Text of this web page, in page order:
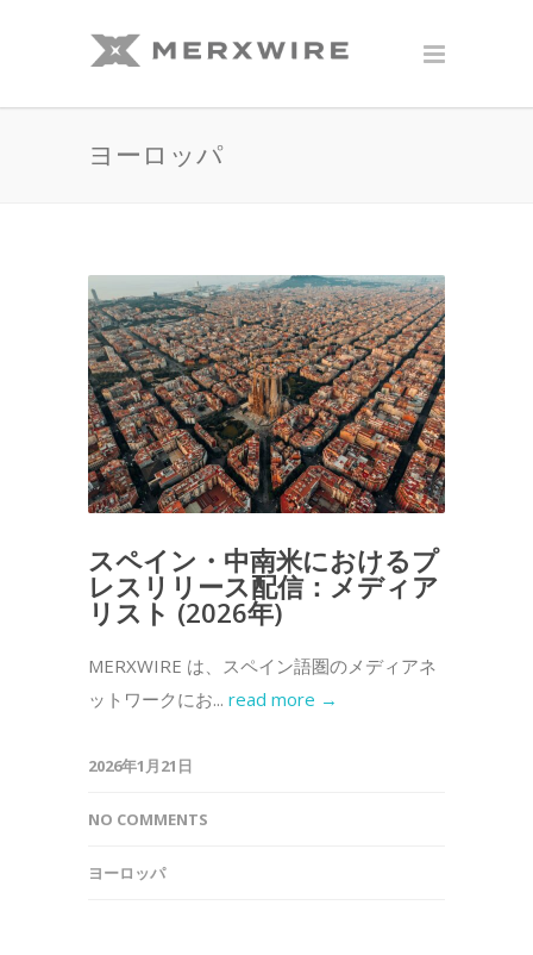
ヨーロッパ
スペイン・中南米におけるプ
レスリリース配信：メディア
リスト (2026年)
MERXWIRE は、スペイン語圏のメディアネ
ットワークにお... read more →
2026年1月21日
NO COMMENTS
ヨーロッパ